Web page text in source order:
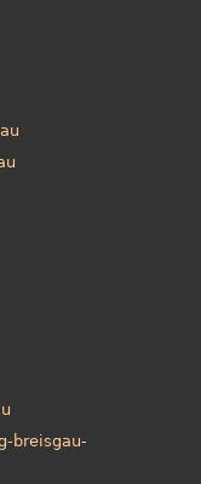
breisgau-